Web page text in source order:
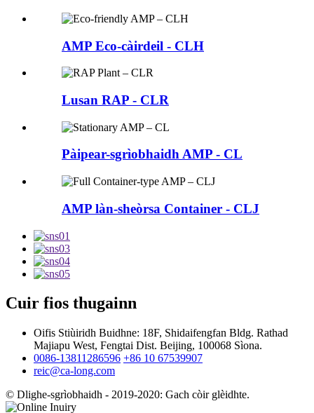
AMP Eco-càirdeil - CLH
Lusan RAP - CLR
Pàipear-sgrìobhaidh AMP - CL
AMP làn-sheòrsa Container - CLJ
Cuir fios thugainn
Oifis Stiùiridh Buidhne: 18F, Shidaifengfan Bldg. Rathad
Majiapu West, Fengtai Dist. Beijing, 100068 Sìona.
0086-13811286596 +86 10 67539907
reic@ca-long.com
© Dlighe-sgrìobhaidh - 2019-2020: Gach còir glèidhte.